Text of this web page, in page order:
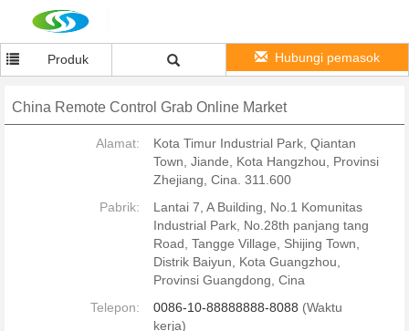
Produk Hubungi pemasok
China Remote Control Grab Online Market
Alamat:
Kota Timur Industrial Park, Qiantan
Town, Jiande, Kota Hangzhou, Provinsi
Zhejiang, Cina. 311.600
Pabrik:
Lantai 7, A Building, No.1 Komunitas
Industrial Park, No.28th panjang tang
Road, Tangge Village, Shijing Town,
Distrik Baiyun, Kota Guangzhou,
Provinsi Guangdong, Cina
Telepon:
0086-10-88888888-8088 (Waktu
kerja)